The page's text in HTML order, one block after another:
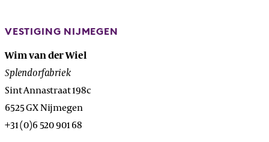
VESTIGING NIJMEGEN
Wim van der Wiel
Splendorfabriek
Sint Annastraat 198c
6525 GX Nijmegen
+31 (0)6 520 901 68